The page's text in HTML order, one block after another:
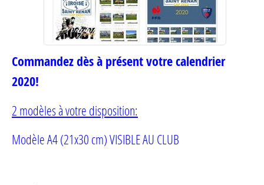
Commandez dès à présent votre calendrier
2020!
2 modèles à votre disposition:
Modèle A4 (21x30 cm) VISIBLE AU CLUB